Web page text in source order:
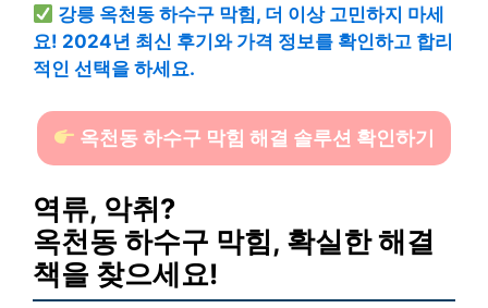
강릉 옥천동 하수구 막힘, 더 이상 고민하지 마세
요! 2024년 최신 후기와 가격 정보를 확인하고 합리
적인 선택을 하세요.
옥천동 하수구 막힘 해결 솔루션 확인하기
역류, 악취?
옥천동 하수구 막힘, 확실한 해결
책을 찾으세요!